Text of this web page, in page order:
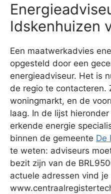
Idskenhuizen
Een maatwerkadvies
opgesteld door een
energieadviseur. Het is
de regio te contacteren.
woningmarkt, en de
laag. In de lijst
erkende energie
binnen de gemeente De
te weten: adviseurs
bezit zijn van de
actuele adressen vind je